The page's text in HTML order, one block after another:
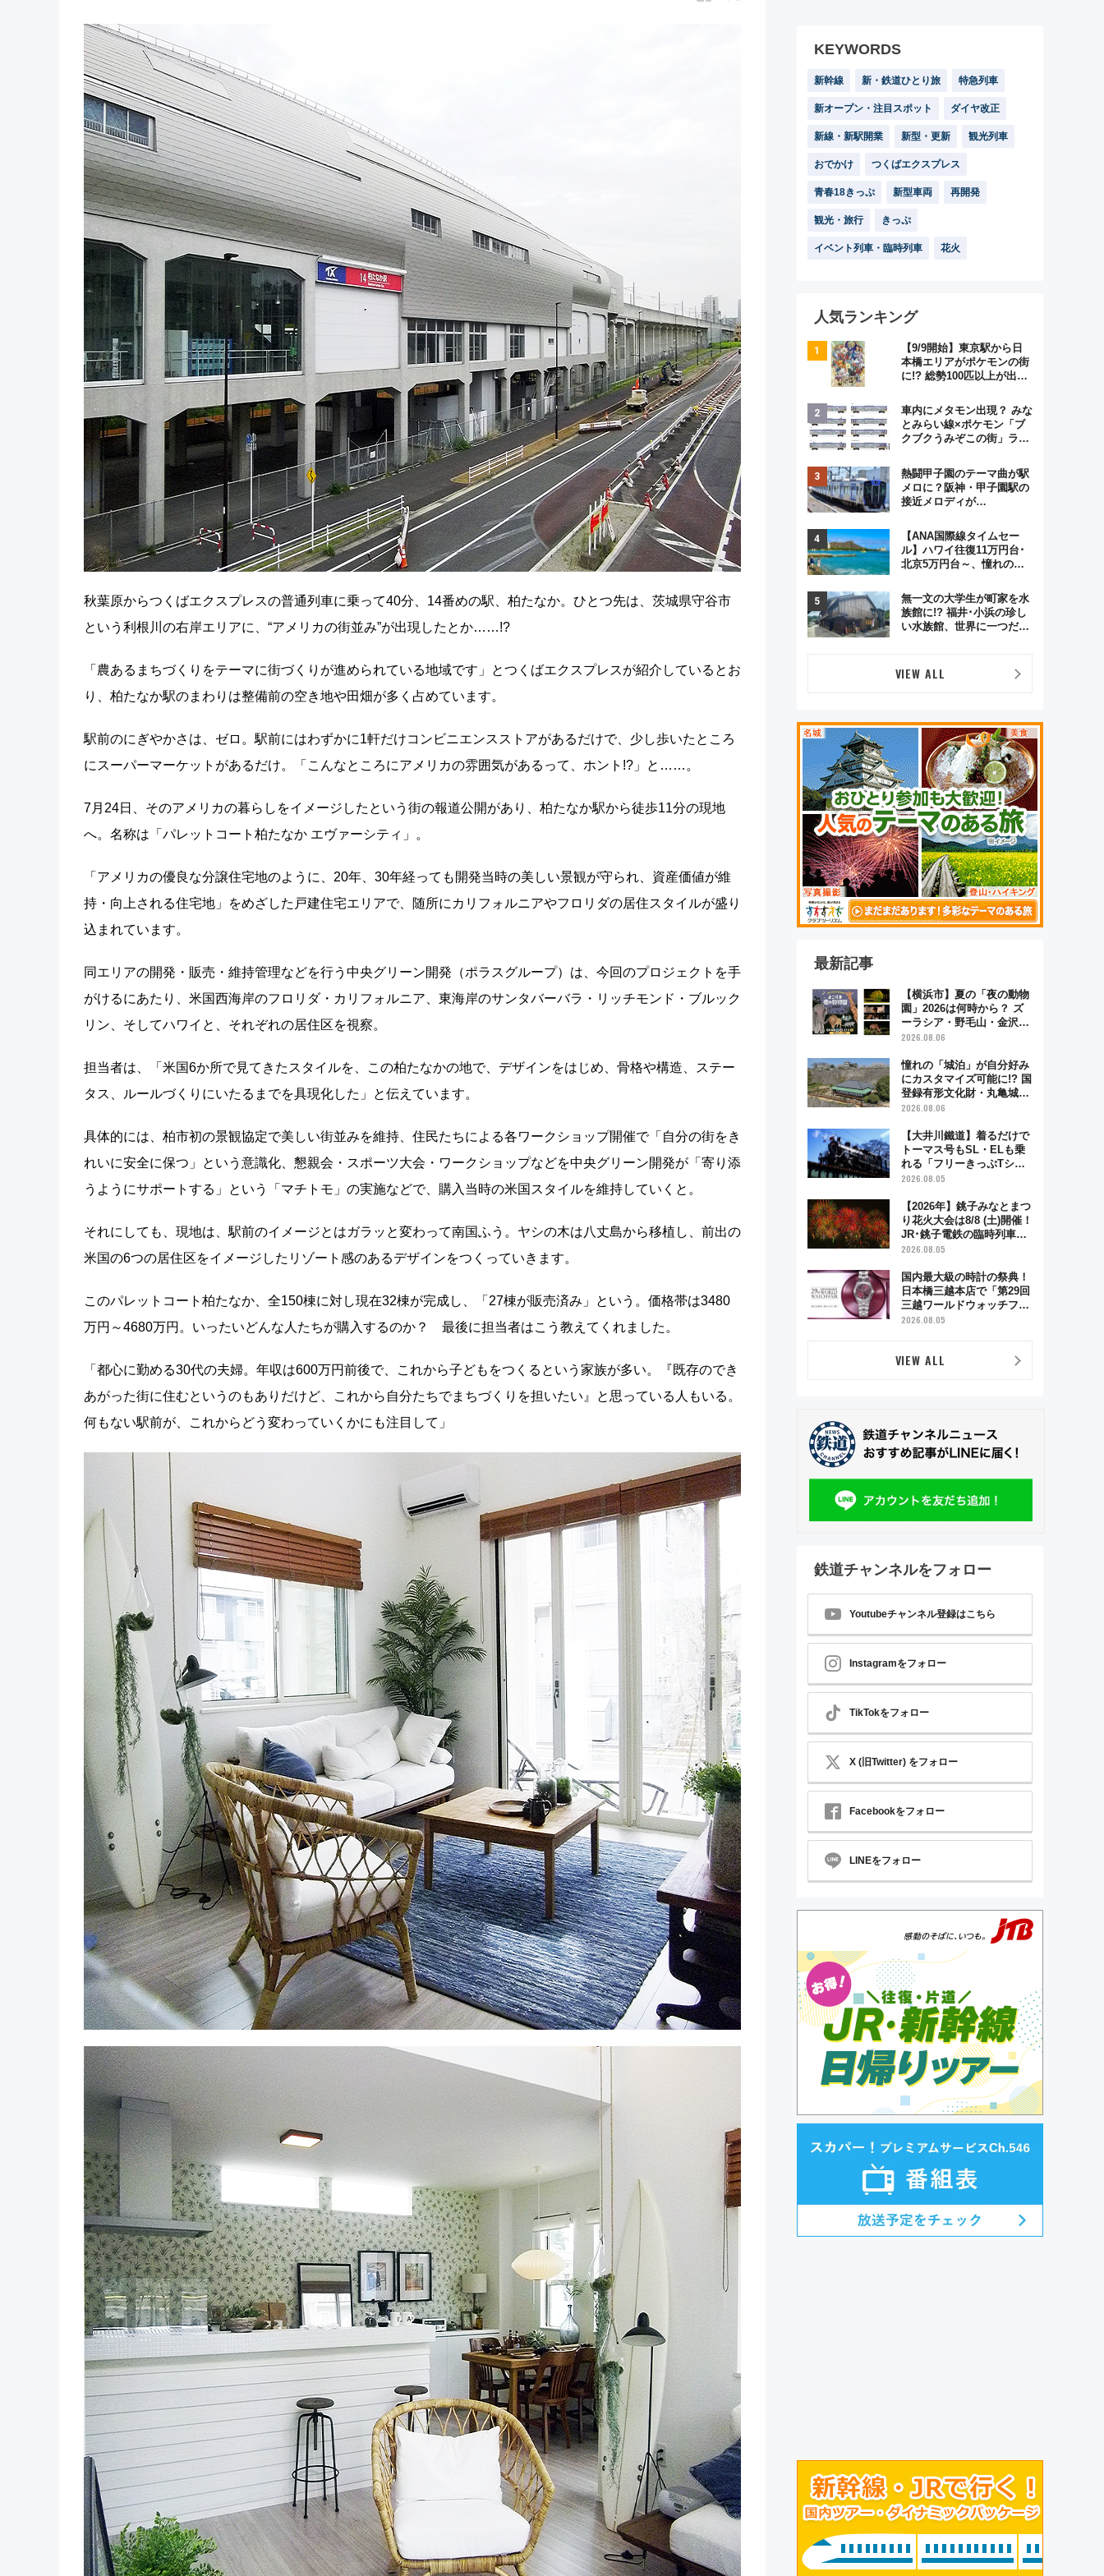
秋葉原からつくばエクスプレスの普通列車に乗って40分、14番めの駅、柏たなか。ひとつ先は、茨城県守谷市
という利根川の右岸エリアに、“アメリカの街並み”が出現したとか……!?
「農あるまちづくりをテーマに街づくりが進められている地域です」とつくばエクスプレスが紹介しているとお
り、柏たなか駅のまわりは整備前の空き地や田畑が多く占めています。
駅前のにぎやかさは、ゼロ。駅前にはわずかに1軒だけコンビニエンスストアがあるだけで、少し歩いたところ
にスーパーマーケットがあるだけ。「こんなところにアメリカの雰囲気があるって、ホント!?」と……。
7月24日、そのアメリカの暮らしをイメージしたという街の報道公開があり、柏たなか駅から徒歩11分の現地
へ。名称は「パレットコート柏たなか エヴァーシティ」。
「アメリカの優良な分譲住宅地のように、20年、30年経っても開発当時の美しい景観が守られ、資産価値が維
持・向上される住宅地」をめざした戸建住宅エリアで、随所にカリフォルニアやフロリダの居住スタイルが盛り
込まれています。
同エリアの開発・販売・維持管理などを行う中央グリーン開発（ポラスグループ）は、今回のプロジェクトを手
がけるにあたり、米国西海岸のフロリダ・カリフォルニア、東海岸のサンタバーバラ・リッチモンド・ブルック
リン、そしてハワイと、それぞれの居住区を視察。
担当者は、「米国6か所で見てきたスタイルを、この柏たなかの地で、デザインをはじめ、骨格や構造、ステー
タス、ルールづくりにいたるまでを具現化した」と伝えています。
具体的には、柏市初の景観協定で美しい街並みを維持、住民たちによる各ワークショップ開催で「自分の街をき
れいに安全に保つ」という意識化、懇親会・スポーツ大会・ワークショップなどを中央グリーン開発が「寄り添
うようにサポートする」という「マチトモ」の実施などで、購入当時の米国スタイルを維持していくと。
それにしても、現地は、駅前のイメージとはガラッと変わって南国ふう。ヤシの木は八丈島から移植し、前出の
米国の6つの居住区をイメージしたリゾート感のあるデザインをつくっていきます。
このパレットコート柏たなか、全150棟に対し現在32棟が完成し、「27棟が販売済み」という。価格帯は3480
万円～4680万円。いったいどんな人たちが購入するのか？ 最後に担当者はこう教えてくれました。
「都心に勤める30代の夫婦。年収は600万円前後で、これから子どもをつくるという家族が多い。『既存のでき
あがった街に住むというのもありだけど、これから自分たちでまちづくりを担いたい』と思っている人もいる。
何もない駅前が、これからどう変わっていくかにも注目して」
KEYWORDS
新幹線 新・鉄道ひとり旅 特急列車
新オープン・注目スポット ダイヤ改正
新線・新駅開業 新型・更新 観光列車
おでかけ つくばエクスプレス
青春18きっぷ 新型車両 再開発
観光・旅行 きっぷ
イベント列車・臨時列車 花火
人気ランキング
【9/9開始】東京駅から日
本橋エリアがポケモンの街
に!? 総勢100匹以上が出現
格謎解き・グッズ情報まと
め
車内にメタモン出現？ みな
とみらい線×ポケモン「ブ
クブクうみぞこの街」ラッ
この夏は直通列車で横浜
へ！
熱闘甲子園のテーマ曲が駅
メロに？阪神・甲子園駅の
接近メロディが
実アレンジの特別仕様へ、
8月5日始発から
【ANA国際線タイムセー
ル】ハワイ往復11万円台･
北京5万円台～、憧れのビ
GW旅行まで狙える激アツ
路線まとめ（8/10まで）
無一文の大学生が町家を水
族館に!? 福井･小浜の珍し
い水族館、世界に一つだけ
第2弾
VIEW ALL
最新記事
【横浜市】夏の「夜の動物
園」2026は何時から？ ズ
ーラシア・野毛山・金沢の
電車アクセスや見どころ、
2026.08.06
憧れの「城泊」が自分好み
にカスタマイズ可能に!? 国
登録有形文化財・丸亀城
「延寿閣別館」にオーダー
生！
2026.08.06
【大井川鐵道】着るだけで
トーマス号もSL・ELも乗
れる「フリーきっぷTシャ
ツ」8月6日より受注販売
2026.08.05
【2026年】銚子みなとまつ
り花火大会は8/8 (土)開催！
JR･銚子電鉄の臨時列車や
アクセス情報、利根川に咲
を満喫
2026.08.05
国内最大級の時計の祭典！
日本橋三越本店で「第29回
三越ワールドウォッチフェ
ア」開幕【2026年8月5日～
2026.08.05
VIEW ALL
鉄道チャンネルをフォロー
Youtubeチャンネル登録はこちら
Instagramをフォロー
TikTokをフォロー
X (旧Twitter) をフォロー
Facebookをフォロー
LINEをフォロー